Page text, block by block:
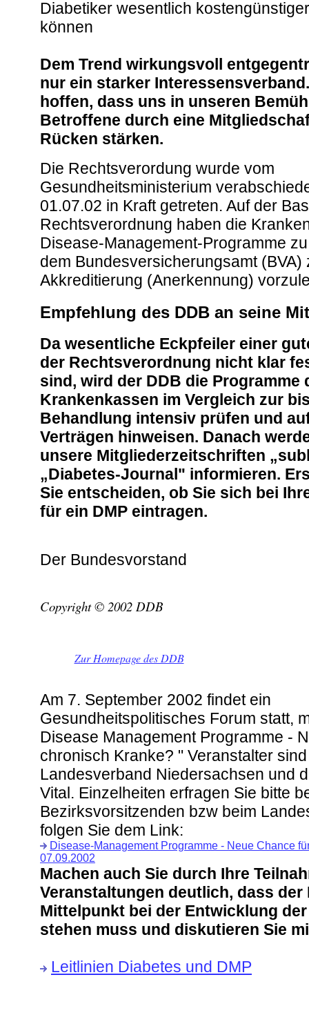
Diabetiker wesentlich
können
Dem Trend wirkungsvoll
nur ein starker
hoffen, dass uns in unseren
Betroffene durch eine
Rücken stärken.
Die Rechtsverordung wurde vom
Gesundheitsministerium
01.07.02 in Kraft getreten. Auf der
Rechtsverordnung haben die
Disease-Management-Programme
dem Bundesversicherungsamt (BVA)
Akkreditierung (Anerkennung)
Empfehlung des DDB an seine
Da wesentliche Eckpfeiler einer
der Rechtsverordnung nicht klar
sind, wird der DDB die Programme
Krankenkassen im Vergleich zur
Behandlung intensiv prüfen und
Verträgen hinweisen. Danach
unsere Mitgliederzeitschriften
„Diabetes-Journal" informieren.
Sie entscheiden, ob Sie sich bei
für ein DMP eintragen.
Der Bundesvorstand
Copyright © 2002 DDB
Zur Homepage des DDB
Am 7. September 2002 findet ein
Gesundheitspolitisches Forum statt,
Disease Management Programme -
chronisch Kranke? " Veranstalter
Landesverband Niedersachsen und
Vital. Einzelheiten erfragen Sie bitte
Bezirksvorsitzenden bzw beim
folgen Sie dem Link:
Disease-Management Programme - Neue Chance
07.09.2002
Machen auch Sie durch Ihre
Veranstaltungen deutlich, dass der
Mittelpunkt bei der Entwicklung
stehen muss und diskutieren Sie
Leitlinien Diabetes und DMP